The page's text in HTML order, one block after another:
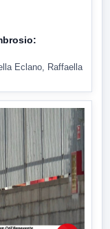
Eclano, Raffaella